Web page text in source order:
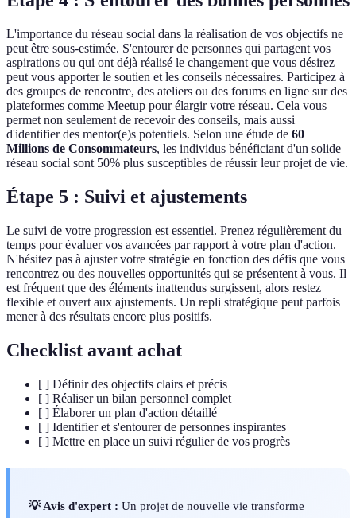
L'importance du réseau social dans la réalisation de vos objectifs ne
peut être sous-estimée. S'entourer de personnes qui partagent vos
aspirations ou qui ont déjà réalisé le changement que vous désirez
peut vous apporter le soutien et les conseils nécessaires. Participez à
des groupes de rencontre, des ateliers ou des forums en ligne sur des
plateformes comme Meetup pour élargir votre réseau. Cela vous
permet non seulement de recevoir des conseils, mais aussi
d'identifier des mentor(e)s potentiels. Selon une étude de 60
Millions de Consommateurs, les individus bénéficiant d'un solide
réseau social sont 50% plus susceptibles de réussir leur projet de vie.
Étape 5 : Suivi et ajustements
Le suivi de votre progression est essentiel. Prenez régulièrement du
temps pour évaluer vos avancées par rapport à votre plan d'action.
N'hésitez pas à ajuster votre stratégie en fonction des défis que vous
rencontrez ou des nouvelles opportunités qui se présentent à vous. Il
est fréquent que des éléments inattendus surgissent, alors restez
flexible et ouvert aux ajustements. Un repli stratégique peut parfois
mener à des résultats encore plus positifs.
Checklist avant achat
[ ] Définir des objectifs clairs et précis
[ ] Réaliser un bilan personnel complet
[ ] Élaborer un plan d'action détaillé
[ ] Identifier et s'entourer de personnes inspirantes
[ ] Mettre en place un suivi régulier de vos progrès
💡 Avis d'expert : Un projet de nouvelle vie transforme